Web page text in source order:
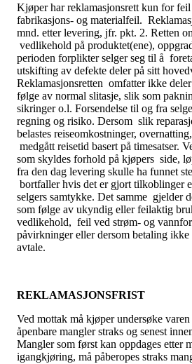
Kjøper har reklamasjonsrett kun for
fabrikasjons- og materialfeil.
mnd. etter levering, jfr. pkt. 2. Retten
vedlikehold på produktet(ene),
perioden forplikter selger seg til å
utskifting av defekte deler på sitt
Reklamasjonsretten omfatter ikke
følge av normal slitasje, slik som
sikringer o.l. Forsendelse til og fra
regning og risiko. Dersom slik
belastes reiseomkostninger,
medgått reisetid basert på timesatser.
som skyldes forhold på kjøpers side,
fra den dag levering skulle ha funnet
bortfaller hvis det er gjort tilkoblinger
selgers samtykke. Det samme gjelder
som følge av ukyndig eller feilaktig
vedlikehold, feil ved strøm- og
påvirkninger eller dersom betaling
avtale.
REKLAMASJONSFRIST
Ved mottak må kjøper undersøke
åpenbare mangler straks og senest
Mangler som først kan oppdages etter
igangkjøring, må påberopes straks